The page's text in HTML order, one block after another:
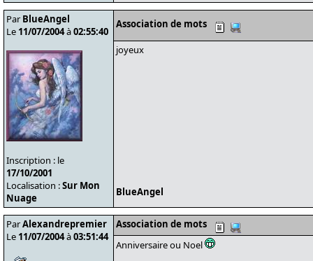
Par BlueAngel
Le 11/07/2004à02:55:40
Inscription : le
17/10/2001
Localisation :Sur Mon
Nuage
Association de mots
joyeux
BlueAngel
ParAlexandrepremier
Le 11/07/2004à03:51:44
Association de mots
Anniversaire ou Noel